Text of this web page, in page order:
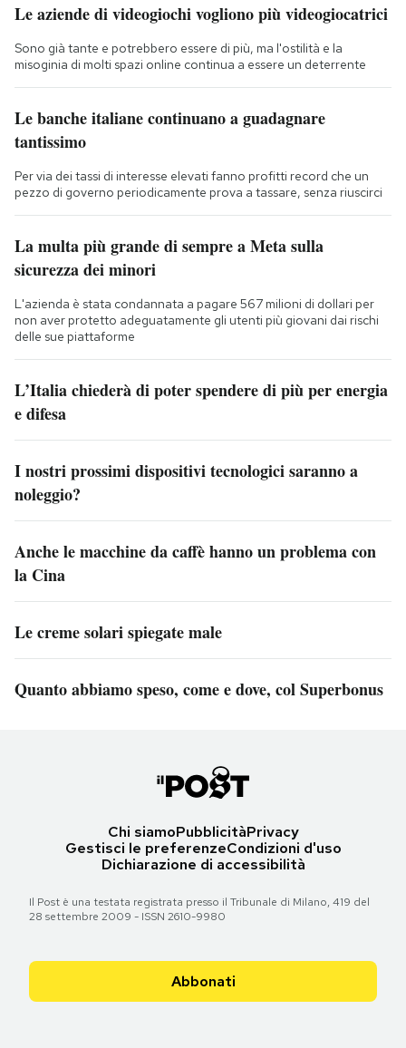
Le aziende di videogiochi vogliono più videogiocatrici
Sono già tante e potrebbero essere di più, ma l'ostilità e la
misoginia di molti spazi online continua a essere un deterrente
Le banche italiane continuano a guadagnare
tantissimo
Per via dei tassi di interesse elevati fanno profitti record che un
pezzo di governo periodicamente prova a tassare, senza riuscirci
La multa più grande di sempre a Meta sulla
sicurezza dei minori
L'azienda è stata condannata a pagare 567 milioni di dollari per
non aver protetto adeguatamente gli utenti più giovani dai rischi
delle sue piattaforme
L’Italia chiederà di poter spendere di più per energia
e difesa
I nostri prossimi dispositivi tecnologici saranno a
noleggio?
Anche le macchine da caffè hanno un problema con
la Cina
Le creme solari spiegate male
Quanto abbiamo speso, come e dove, col Superbonus
Chi siamoPubblicitàPrivacy
Gestisci le preferenzeCondizioni d'uso
Dichiarazione di accessibilità
Il Post è una testata registrata presso il Tribunale di Milano, 419 del
28 settembre 2009 - ISSN 2610-9980
Abbonati